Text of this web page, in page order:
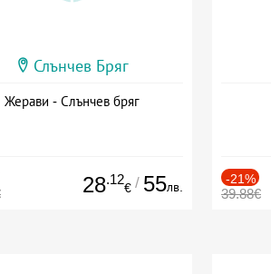
Слънчев Бряг
Жерави - Слънчев бряг
28.12
€ / 55лв.
-21%
39.88€